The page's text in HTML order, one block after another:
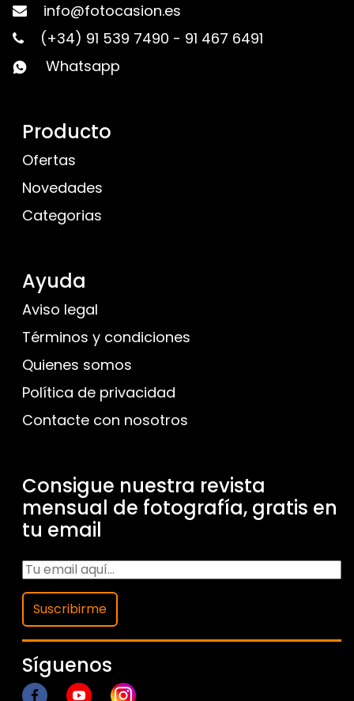
info@fotocasion.es
(+34) 91 539 7490 - 91 467 6491
Whatsapp
Producto
Ofertas
Novedades
Categorias
Ayuda
Aviso legal
Términos y condiciones
Quienes somos
Política de privacidad
Contacte con nosotros
Consigue nuestra revista
mensual de fotografía, gratis en
tu email
Suscribirme
Síguenos